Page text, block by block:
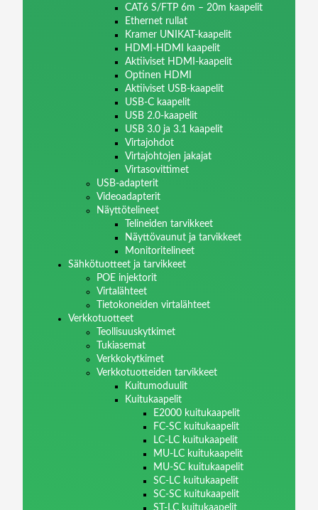
CAT6 S/FTP 6m – 20m kaapelit
Ethernet rullat
Kramer UNIKAT-kaapelit
HDMI-HDMI kaapelit
Aktiiviset HDMI-kaapelit
Optinen HDMI
Aktiiviset USB-kaapelit
USB-C kaapelit
USB 2.0-kaapelit
USB 3.0 ja 3.1 kaapelit
Virtajohdot
Virtajohtojen jakajat
Virtasovittimet
USB-adapterit
Videoadapterit
Näyttötelineet
Telineiden tarvikkeet
Näyttövaunut ja tarvikkeet
Monitoritelineet
Sähkötuotteet ja tarvikkeet
POE injektorit
Virtalähteet
Tietokoneiden virtalähteet
Verkkotuotteet
Teollisuuskytkimet
Tukiasemat
Verkkokytkimet
Verkkotuotteiden tarvikkeet
Kuitumoduulit
Kuitukaapelit
E2000 kuitukaapelit
FC-SC kuitukaapelit
LC-LC kuitukaapelit
MU-LC kuitukaapelit
MU-SC kuitukaapelit
SC-LC kuitukaapelit
SC-SC kuitukaapelit
ST-LC kuitukaapelit